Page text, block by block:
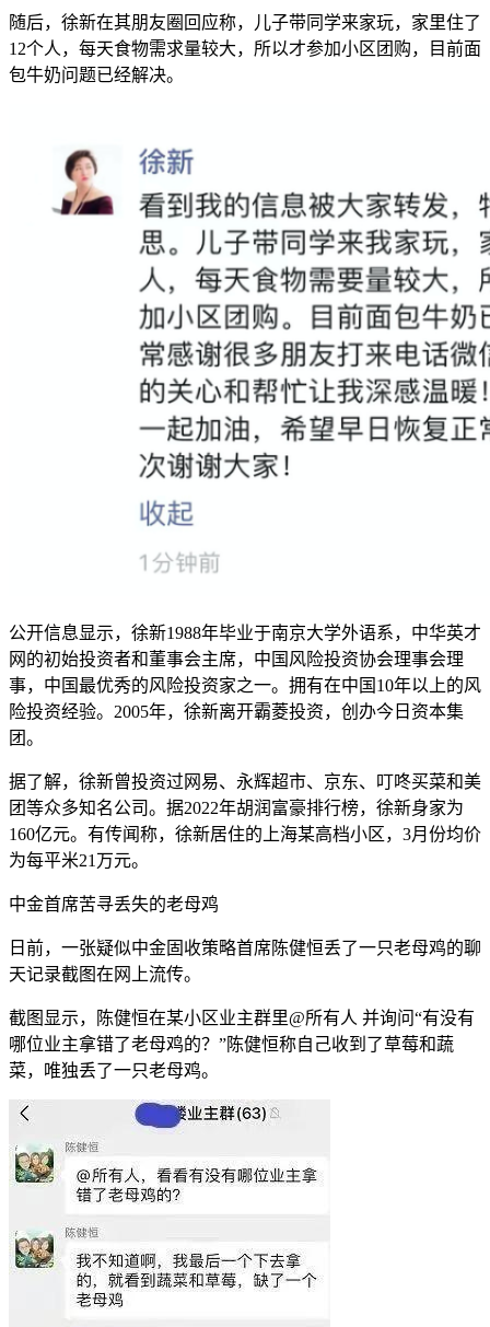
随后，徐新在其朋友圈回应称，儿子带同学来家玩，家里住了
12个人，每天食物需求量较大，所以才参加小区团购，目前面
包牛奶问题已经解决。
公开信息显示，徐新1988年毕业于南京大学外语系，中华英才
网的初始投资者和董事会主席，中国风险投资协会理事会理
事，中国最优秀的风险投资家之一。拥有在中国10年以上的风
险投资经验。2005年，徐新离开霸菱投资，创办今日资本集
团。
据了解，徐新曾投资过网易、永辉超市、京东、叮咚买菜和美
团等众多知名公司。据2022年胡润富豪排行榜，徐新身家为
160亿元。有传闻称，徐新居住的上海某高档小区，3月份均价
为每平米21万元。
中金首席苦寻丢失的老母鸡
日前，一张疑似中金固收策略首席陈健恒丢了一只老母鸡的聊
天记录截图在网上流传。
截图显示，陈健恒在某小区业主群里@所有人 并询问“有没有
哪位业主拿错了老母鸡的？”陈健恒称自己收到了草莓和蔬
菜，唯独丢了一只老母鸡。